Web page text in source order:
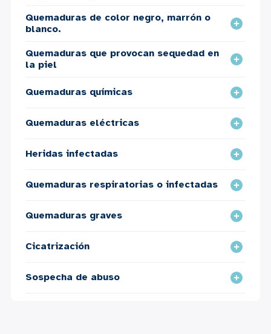
Quemaduras de color negro, marrón o
blanco.
Quemaduras que provocan sequedad en
la piel
Quemaduras químicas
Quemaduras eléctricas
Heridas infectadas
Quemaduras respiratorias o infectadas
Quemaduras graves
Cicatrización
Sospecha de abuso